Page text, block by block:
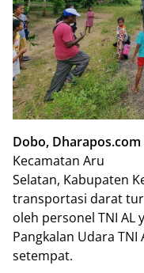
Dobo, Dharapos.com
Kecamatan Aru
Selatan, Kabupaten
transportasi darat
oleh personel TNI AL
Pangkalan Udara TNI
setempat.